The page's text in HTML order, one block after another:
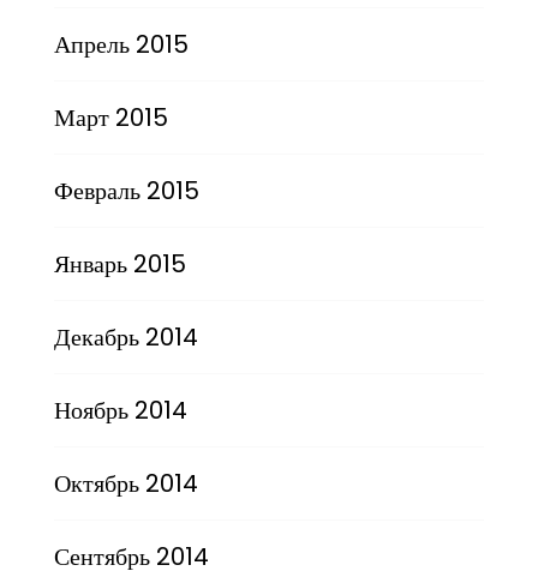
Апрель 2015
Март 2015
Февраль 2015
Январь 2015
Декабрь 2014
Ноябрь 2014
Октябрь 2014
Сентябрь 2014